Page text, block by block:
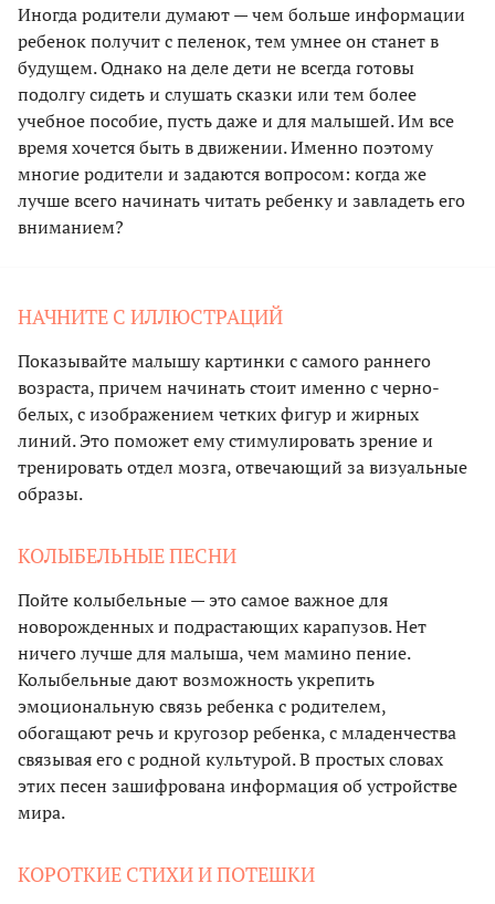
Иногда родители думают — чем больше информации
ребенок получит с пеленок, тем умнее он станет в
будущем. Однако на деле дети не всегда готовы
подолгу сидеть и слушать сказки или тем более
учебное пособие, пусть даже и для малышей. Им все
время хочется быть в движении. Именно поэтому
многие родители и задаются вопросом: когда же
лучше всего начинать читать ребенку и завладеть его
вниманием?
НАЧНИТЕ С ИЛЛЮСТРАЦИЙ
Показывайте малышу картинки с самого раннего
возраста, причем начинать стоит именно с черно-
белых, с изображением четких фигур и жирных
линий. Это поможет ему стимулировать зрение и
тренировать отдел мозга, отвечающий за визуальные
образы.
КОЛЫБЕЛЬНЫЕ ПЕСНИ
Пойте колыбельные — это самое важное для
новорожденных и подрастающих карапузов. Нет
ничего лучше для малыша, чем мамино пение.
Колыбельные дают возможность укрепить
эмоциональную связь ребенка с родителем,
обогащают речь и кругозор ребенка, с младенчества
связывая его с родной культурой. В простых словах
этих песен зашифрована информация об устройстве
мира.
КОРОТКИЕ СТИХИ И ПОТЕШКИ